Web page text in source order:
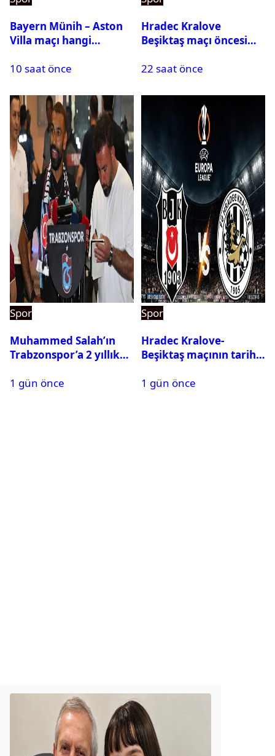
Bayern Münih – Aston
Villa maçı hangi
saat kaçta oynanacak?
10 saat önce
Hradec Kralove
Beşiktaş maçı öncesi
Siyah-Beyazlıların 11’i
22 saat önce
Spor
Muhammed Salah’ın
Trabzonspor’a 2 yıllık
1 gün önce
Spor
Hradec Kralove-
Beşiktaş maçının tarihi
1 gün önce